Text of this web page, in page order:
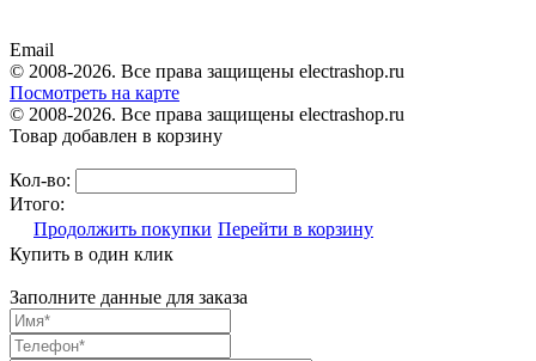
Email
© 2008-2026. Все права защищены electrashop.ru
Посмотреть на карте
© 2008-2026. Все права защищены electrashop.ru
Товар добавлен в корзину
Кол-во:
Итого:
Продолжить покупки Перейти в корзину
Купить в один клик
Заполните данные для заказа